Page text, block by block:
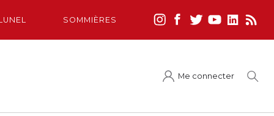
SOMMIÈRES
Me connecter